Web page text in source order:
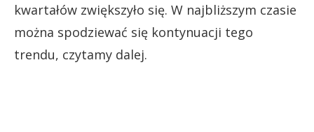
kwartałów zwiększyło się. W najbliższym czasie
można spodziewać się kontynuacji tego
trendu, czytamy dalej.